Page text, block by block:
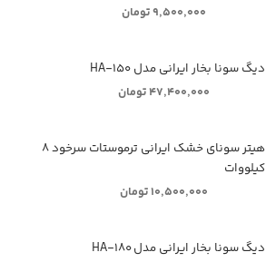
۹,۵۰۰,۰۰۰ تومان
دیگ سونا بخار ایرانی مدل HA-۱۵۰
۴۷,۴۰۰,۰۰۰ تومان
هیتر سونای خشک ایرانی ترموستات سرخود ۸
کیلووات
۱۰,۵۰۰,۰۰۰ تومان
دیگ سونا بخار ایرانی مدل HA-۱۸۰